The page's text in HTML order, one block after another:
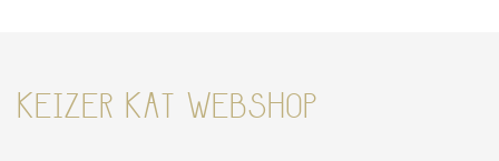
KEIZER KAT WEBSHOP